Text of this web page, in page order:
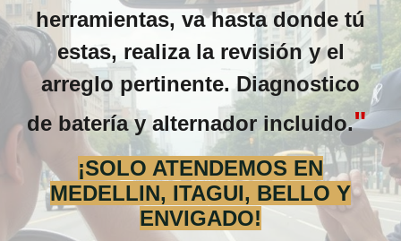
herramientas, va hasta donde tú
estas, realiza la revisión y el
arreglo pertinente. Diagnostico
de batería y alternador incluido."
¡SOLO ATENDEMOS EN
MEDELLIN, ITAGUI, BELLO Y
ENVIGADO!